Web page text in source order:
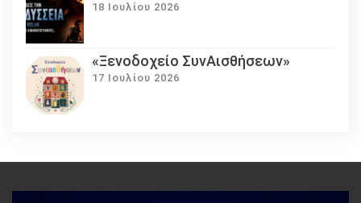
18 Ιουλίου 2026
«Ξενοδοχείο ΣυνΑισθήσεων»
17 Ιουλίου 2026